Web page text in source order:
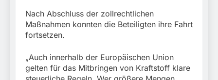
Nach Abschluss der zollrechtlichen
Maßnahmen konnten die Beteiligten ihre Fahrt
fortsetzen.
„Auch innerhalb der Europäischen Union
gelten für das Mitbringen von Kraftstoff klare